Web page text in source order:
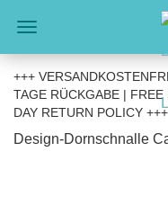
+++
TAGE RÜCKGABE |
DAY RETURN POLICY +++
Design-Dornschnalle